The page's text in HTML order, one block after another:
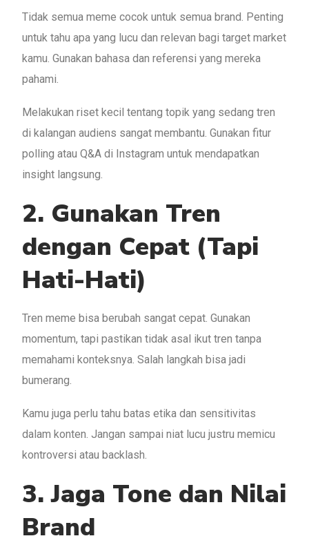
Tidak semua meme cocok untuk semua brand. Penting
untuk tahu apa yang lucu dan relevan bagi target market
kamu. Gunakan bahasa dan referensi yang mereka
pahami.
Melakukan riset kecil tentang topik yang sedang tren
di kalangan audiens sangat membantu. Gunakan fitur
polling atau Q&A di Instagram untuk mendapatkan
insight langsung.
2. Gunakan Tren
dengan Cepat (Tapi
Hati-Hati)
Tren meme bisa berubah sangat cepat. Gunakan
momentum, tapi pastikan tidak asal ikut tren tanpa
memahami konteksnya. Salah langkah bisa jadi
bumerang.
Kamu juga perlu tahu batas etika dan sensitivitas
dalam konten. Jangan sampai niat lucu justru memicu
kontroversi atau backlash.
3. Jaga Tone dan Nilai
Brand